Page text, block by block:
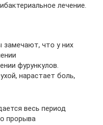
лечение.
замечают, что у них
фурункулов.
нарастает боль,
весь период
прорыва